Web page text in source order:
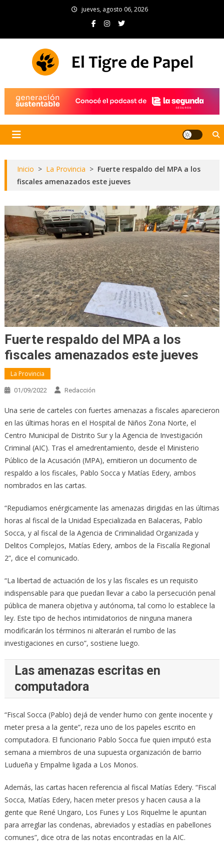
jueves, agosto 06, 2026
Inicio > La Provincia > Fuerte respaldo del MPA a los
fiscales amenazados este jueves
Fuerte respaldo del MPA a los
fiscales amenazados este jueves
La Provincia
01/09/2022 Redacción
Una serie de carteles con fuertes amenazas a fiscales aparecieron
en las últimas horas en el Hospital de Niños Zona Norte, el
Centro Municipal de Distrito Sur y la Agencia de Investigación
Criminal (AIC). Tras el amedrentamiento, desde el Ministerio
Público de la Acusación (MPA), emitieron un documento de
respaldo a los fiscales, Pablo Socca y Matías Edery, ambos
nombrados en las cartas.
“Repudiamos enérgicamente las amenazas dirigidas en las últimas
horas al fiscal de la Unidad Especializada en Balaceras, Pablo
Socca, y al fiscal de la Agencia de Criminalidad Organizada y
Delitos Complejos, Matías Edery, ambos de la Fiscalía Regional
2”, dice el comunicado.
“La libertad de actuación de los y las fiscales es un requisito
indispensable para que puedan llevar a cabo la persecución penal
pública de manera objetiva y autónoma, tal como lo establece la
ley. Este tipo de hechos intimidatorios de ninguna manera
modificarán los términos ni alterarán el rumbo de las
investigaciones en curso”, sostiene luego.
Las amenazas escritas en
computadora
“Fiscal Socca (Pablo) dejá de vender humo con gente inocente y
meter presa a la gente”, reza uno de los papeles escrito en
computadora. El funcionario Pablo Socca fue quien imputó esta
semana a miembros de una supuesta organización de barrio
Ludueña y Empalme ligada a Los Monos.
Además, las cartas hacen referencia al fiscal Matías Edery. “Fiscal
Socca, Matías Edery, hacen meter presos y hacen causa a la
gente que René Ungaro, Los Funes y Los Riquelme le apuntan
para arreglar las condenas, abreviados y estadías en pabellones
comunes”, dice otra de las notas encontradas en la AIC.